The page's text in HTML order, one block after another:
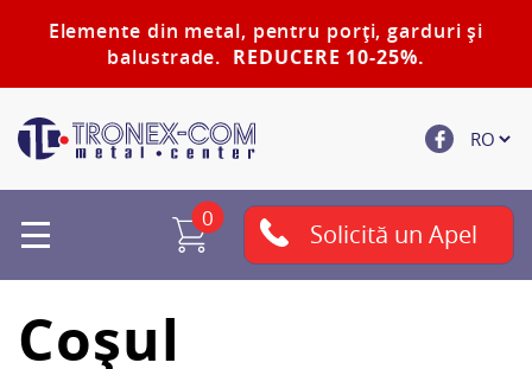
Elemente din metal, pentru porți, garduri și
balustrade. REDUCERE 10-25%.
0
Solicită un Apel
Coșul